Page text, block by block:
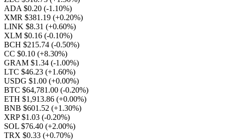
ADA $0.20 (-1.10%)
XMR $381.19 (+0.20%)
LINK $8.31 (+0.60%)
XLM $0.16 (-0.10%)
BCH $215.74 (-0.50%)
CC $0.10 (+8.30%)
GRAM $1.34 (-1.00%)
LTC $46.23 (+1.60%)
USDG $1.00 (+0.00%)
BTC $64,781.00 (-0.20%)
ETH $1,913.86 (+0.00%)
BNB $601.52 (+1.30%)
XRP $1.03 (-0.20%)
SOL $76.40 (+2.00%)
TRX $0.33 (+0.70%)